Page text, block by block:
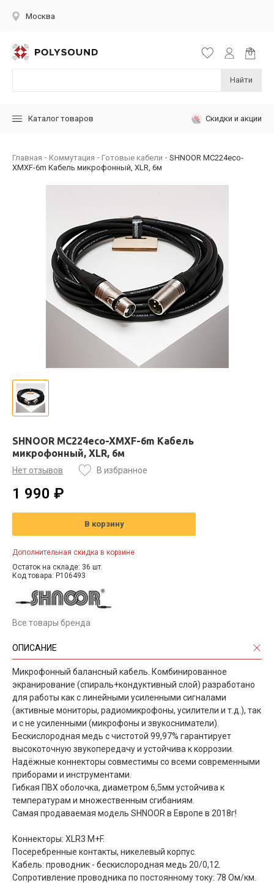
Москва
Найти
Каталог товаров Скидки и акции
Главная Коммутация Готовые кабели
SHNOOR MC224eco-
XMXF-6m Кабель микрофонный, XLR, 6м
SHNOOR MC224eco-XMXF-6m Кабель
микрофонный, XLR, 6м
Нет отзывов В избранное
1 990 ₽
В корзину
Дополнительная скидка в корзине
Остаток на складе: 36 шт.
Код товара: P106493
Все товары бренда
ОПИСАНИЕ
Микрофонный балансный кабель. Комбинированное
экранирование (спираль+кондуктивный слой) разработано
для работы как с линейными усиленными сигналами
(активные мониторы, радиомикрофоны, усилители и т.д.), так
и с не усиленными (микрофоны и звукосниматели).
Бескислородная медь с чистотой 99,97% гарантирует
высокоточную звукопередачу и устойчива к коррозии.
Надёжные коннекторы совместимы со всеми современными
приборами и инструментами.
Гибкая ПВХ оболочка, диаметром 6,5мм устойчива к
температурам и множественным сгибаниям.
Самая продаваемая модель SHNOOR в Европе в 2018г!
Коннекторы: XLR3 M+F.
Посеребренные контакты, никелевый корпус.
Кабель: проводник - бескислородная медь 20/0,12.
Сопротивление проводника по постоянному току: 78 Ом/км.